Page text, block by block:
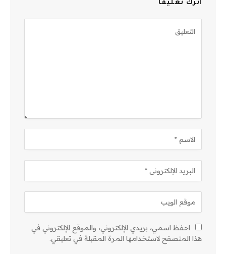
اترك تعليقاً
احفظ اسمي، بريدي الإلكتروني، والموقع الإلكتروني في
هذا المتصفح لاستخدامها المرة المقبلة في تعليقي.